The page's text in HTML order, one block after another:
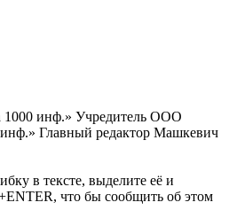
инф.» Учредитель ООО
Главный редактор Машкевич
в тексте, выделите её и
что бы сообщить об этом